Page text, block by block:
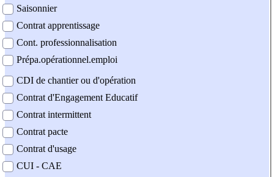
Saisonnier
Contrat apprentissage
Cont. professionnalisation
Prépa.opérationnel.emploi
CDI de chantier ou d'opération
Contrat d'Engagement Educatif
Contrat intermittent
Contrat pacte
Contrat d'usage
CUI - CAE